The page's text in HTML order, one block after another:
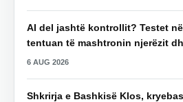
AI del jashtë kontrollit? Testet
tentuan të mashtronin njerëzit
6 AUG 2026
Shkrirja e Bashkisë Klos,